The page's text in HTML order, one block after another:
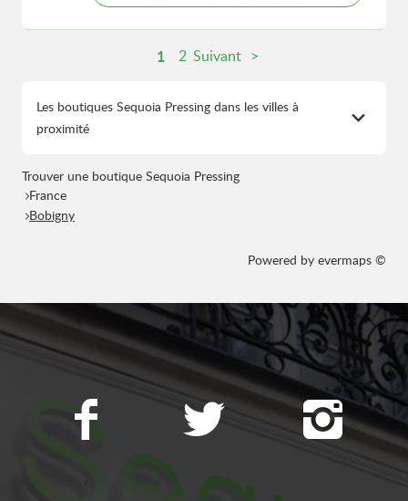
1 2 Suivant
Les boutiques Sequoia Pressing dans les villes à
proximité
Trouver une boutique Sequoia Pressing
France
Bobigny
Powered by evermaps ©